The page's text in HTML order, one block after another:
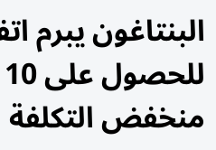
البنتاغون يبرم
منخفض التكلفة